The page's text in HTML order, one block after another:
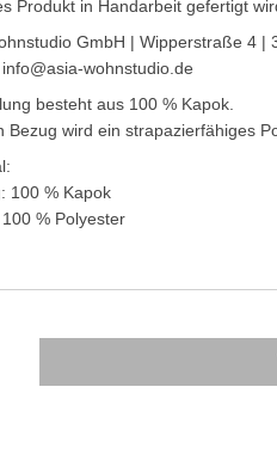
Produkt in Handarbeit gefertigt
GmbH | Wipperstraße 4 |
wohnstudio.de
besteht aus 100 % Kapok.
Bezug wird ein strapazierfähiges
100 % Kapok
% Polyester